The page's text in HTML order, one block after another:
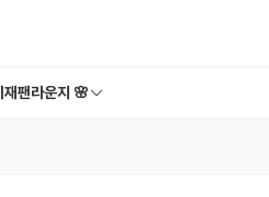
재팬라운지 🌸